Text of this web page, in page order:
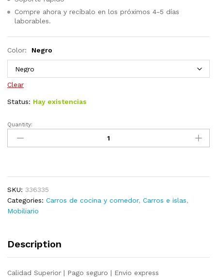
Compre ahora y recíbalo en los próximos 4-5 días
laborables.
Color: Negro
Clear
Status: Hay existencias
Carrito
cocina
y
ABS
negro
quantity
Quantity:
SKU: 336335
Categories: Carros de cocina y comedor, Carros e islas,
Mobiliario
Description
Calidad Superior | Pago seguro | Envio express